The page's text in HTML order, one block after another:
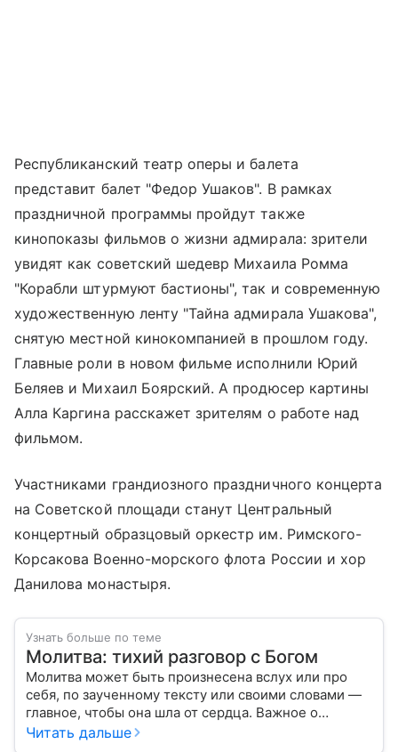
Республиканский театр оперы и балета
представит балет "Федор Ушаков". В рамках
праздничной программы пройдут также
кинопоказы фильмов о жизни адмирала: зрители
увидят как советский шедевр Михаила Ромма
"Корабли штурмуют бастионы", так и современную
художественную ленту "Тайна адмирала Ушакова",
снятую местной кинокомпанией в прошлом году.
Главные роли в новом фильме исполнили Юрий
Беляев и Михаил Боярский. А продюсер картины
Алла Каргина расскажет зрителям о работе над
фильмом.
Участниками грандиозного праздничного концерта
на Советской площади станут Центральный
концертный образцовый оркестр им. Римского-
Корсакова Военно-морского флота России и хор
Данилова монастыря.
Узнать больше по теме
Молитва: тихий разговор с Богом
Молитва может быть произнесена вслух или про
себя, по заученному тексту или своими словами —
главное, чтобы она шла от сердца. Важное о
значении молитв — в нашем материале.
Читать дальше